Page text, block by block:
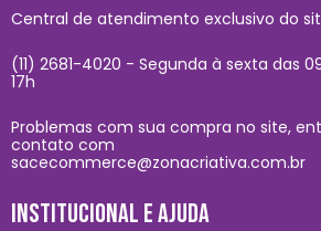
Central de atendimento exclusivo do
(11) 2681-4020 - Segunda à sexta das
17h
Problemas com sua compra no site,
contato com
sacecommerce@zonacriativa.com.br
INSTITUCIONAL E AJUDA